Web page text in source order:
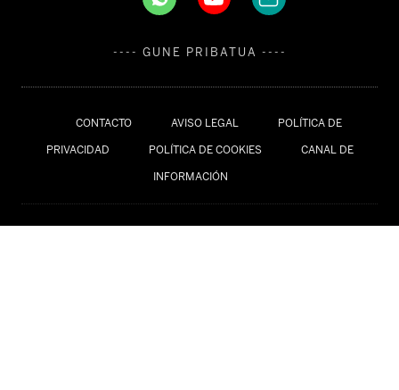
CONTACTO AVISO LEGAL POLÍTICA DE
PRIVACIDAD POLÍTICA DE COOKIES CANAL DE
INFORMACIÓN
---- GUNE PRIBATUA ----